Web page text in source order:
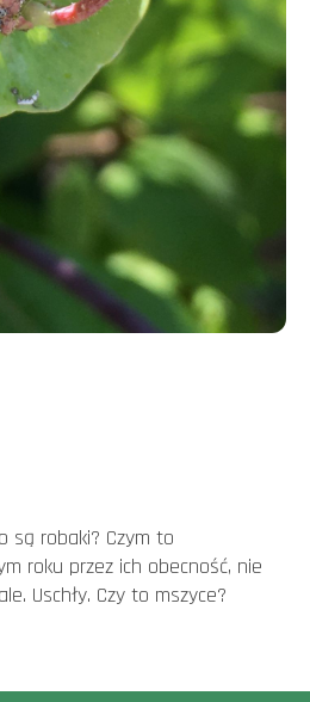
są robaki? Czym to
roku przez ich obecność, nie
Uschły. Czy to mszyce?